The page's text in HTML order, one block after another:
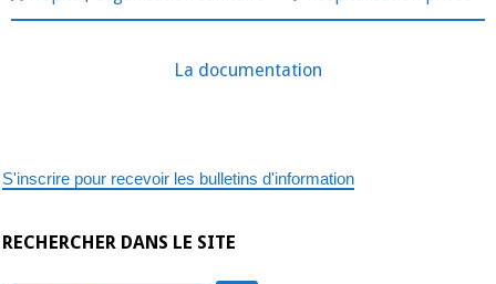
ELSAN
La documentation
S'inscrire pour recevoir les bulletins d'information
RECHERCHER DANS LE SITE